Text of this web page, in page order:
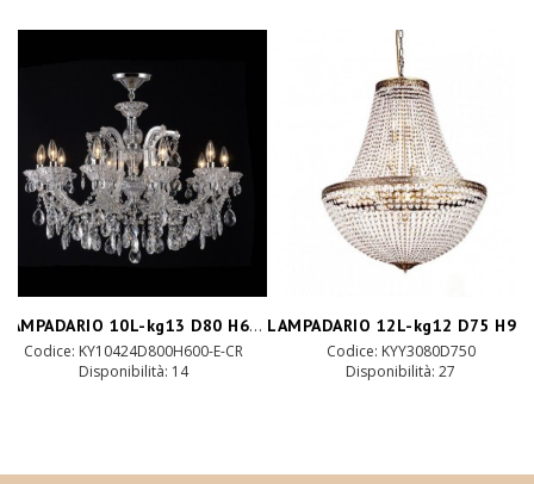
LAMPADARIO 10L-kg13 D80 H60 chrome-glass
Codice: KY10424D800H600-E-CR
Disponibilità: 14
Codice: KYY3080D750
Disponibilità: 27